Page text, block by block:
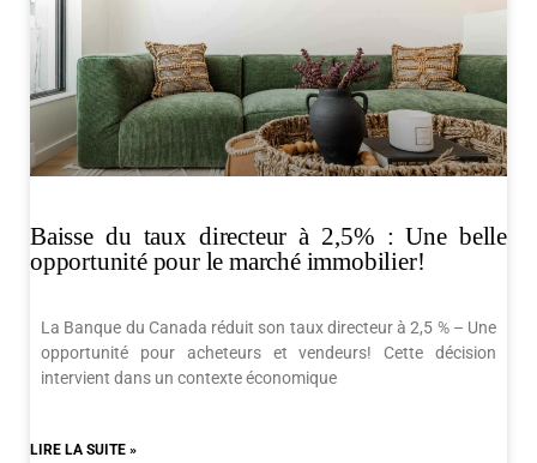
Baisse du taux directeur à 2,5% : Une belle
opportunité pour le marché immobilier!
La Banque du Canada réduit son taux directeur à 2,5 % – Une
opportunité pour acheteurs et vendeurs! Cette décision
intervient dans un contexte économique
LIRE LA SUITE »